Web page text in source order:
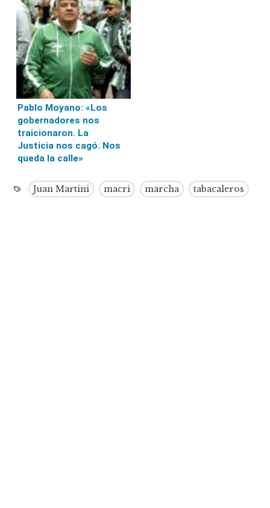
Pablo Moyano: «Los
gobernadores nos
traicionaron. La
Justicia nos cagó. Nos
queda la calle»
Juan Martini macri marcha tabacaleros